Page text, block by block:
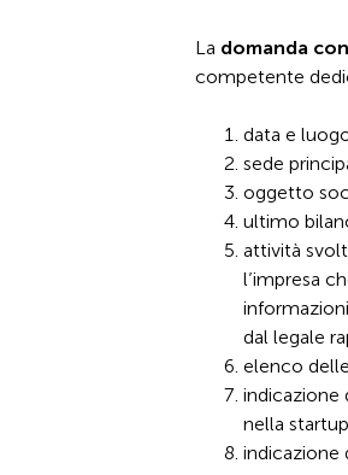
La domanda
competente
data e
sede
oggetto
ultimo
attività
l’impresa
dal legale
elenco
indicazione
nella
indicazione